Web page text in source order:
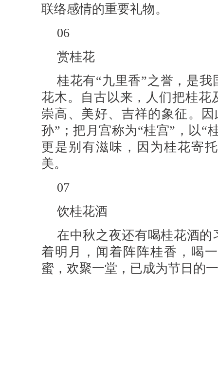
联络感情的重要礼物。
06
赏桂花
桂花有“九里香”之誉，是
花木。自古以来，人们把桂花
崇高、美好、吉祥的象征。
孙”；把月宫称为“桂宫”，以“
更是别有滋味，因为桂花寄
美。
07
饮桂花酒
在中秋之夜还有喝桂花酒
着明月，闻着阵阵桂香，喝
蜜，欢聚一堂，已成为节日的